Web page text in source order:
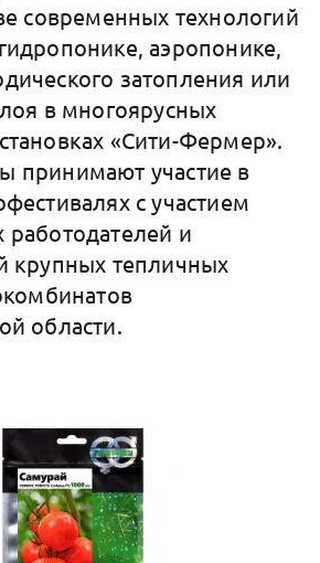
современных технологий
аэропонике,
затопления или
в многоярусных
«Сити-Фермер».
принимают участие в
с участием
и
крупных тепличных
области.